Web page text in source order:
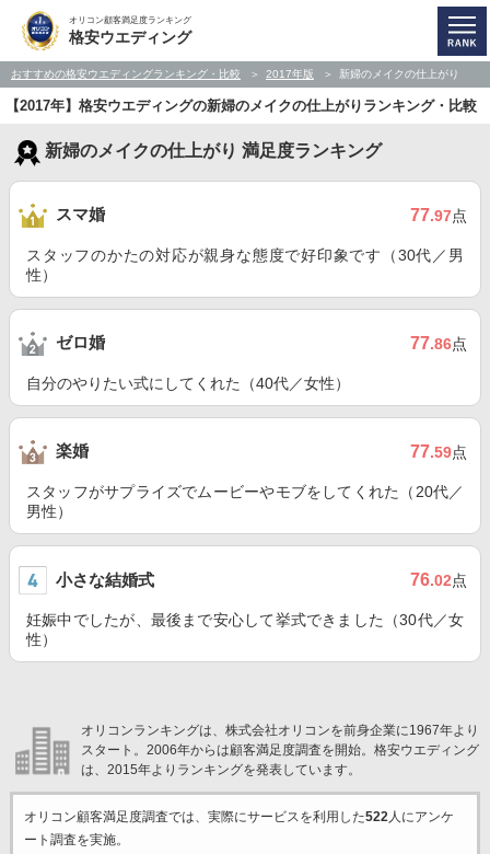
オリコン顧客満足度ランキング
格安ウエディング
おすすめの格安ウエディングランキング・比較 2017年版 新婦のメイクの仕上がり
【2017年】格安ウエディングの新婦のメイクの仕上がりランキング・比較
新婦のメイクの仕上がり 満足度ランキング
スマ婚 77.97点
スタッフのかたの対応が親身な態度で好印象です（30代／男
性）
ゼロ婚 77.86点
自分のやりたい式にしてくれた（40代／女性）
楽婚 77.59点
スタッフがサプライズでムービーやモブをしてくれた（20代／
男性）
小さな結婚式 76.02点
妊娠中でしたが、最後まで安心して挙式できました（30代／女
性）
オリコンランキングは、株式会社オリコンを前身企業に1967年より
スタート。2006年からは顧客満足度調査を開始。格安ウエディング
は、2015年よりランキングを発表しています。
オリコン顧客満足度調査では、実際にサービスを利用した522人にアンケ
ート調査を実施。